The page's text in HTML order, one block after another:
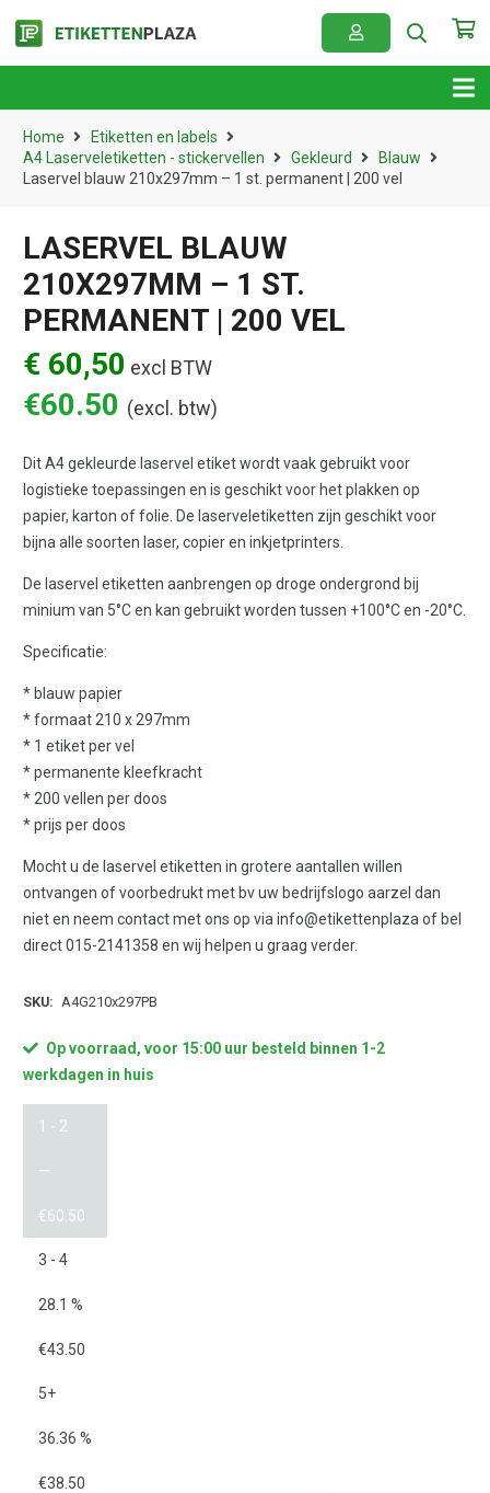
Home
Etiketten en labels
A4 Laserveletiketten - stickervellen
Gekleurd
Blauw
Laservel blauw 210x297mm – 1 st. permanent | 200 vel
LASERVEL BLAUW
210X297MM – 1 ST.
PERMANENT | 200 VEL
€ 60,50 excl BTW
€60.50 (excl. btw)
Dit A4 gekleurde laservel etiket wordt vaak gebruikt voor
logistieke toepassingen en is geschikt voor het plakken op
papier, karton of folie. De laserveletiketten zijn geschikt voor
bijna alle soorten laser, copier en inkjetprinters.
De laservel etiketten aanbrengen op droge ondergrond bij
minium van 5°C en kan gebruikt worden tussen +100°C en -20°C.
Specificatie:
* blauw papier
* formaat 210 x 297mm
* 1 etiket per vel
* permanente kleefkracht
* 200 vellen per doos
* prijs per doos
Mocht u de laservel etiketten in grotere aantallen willen
ontvangen of voorbedrukt met bv uw bedrijfslogo aarzel dan
niet en neem contact met ons op via info@etikettenplaza of bel
direct 015-2141358 en wij helpen u graag verder.
SKU: A4G210x297PB
Op voorraad, voor 15:00 uur besteld binnen 1-2
werkdagen in huis
1 - 2
—
€60.50
3 - 4
28.1 %
€43.50
5+
36.36 %
€38.50